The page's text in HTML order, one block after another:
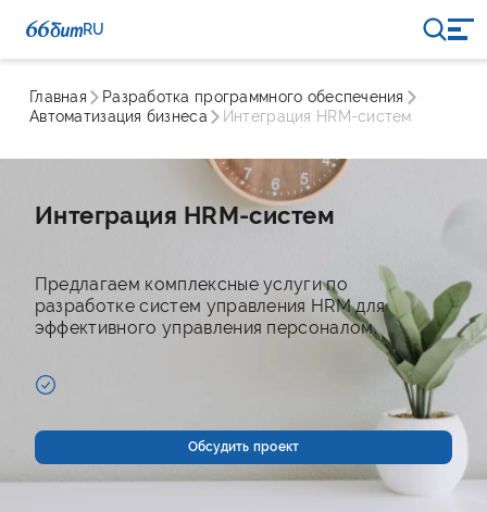
RU
Главная
Разработка программного обеспечения
Автоматизация бизнеса
Интеграция HRM-систем
Интеграция HRM-систем
Предлагаем комплексные услуги по
разработке систем управления HRM для
эффективного управления персоналом.
Обсудить проект